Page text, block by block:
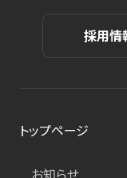
採用情
トップページ
お知らせ